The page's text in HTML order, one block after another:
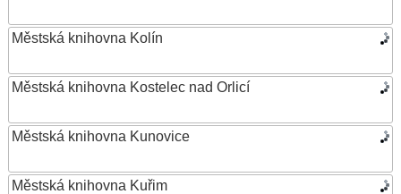
Městská knihovna Kolín
Městská knihovna Kostelec nad Orlicí
Městská knihovna Kunovice
Městská knihovna Kuřim